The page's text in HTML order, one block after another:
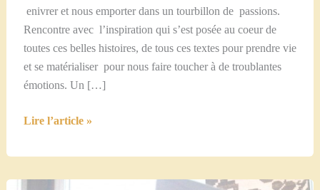
enivrer et nous emporter dans un tourbillon de passions.
Rencontre avec l’inspiration qui s’est posée au coeur de
toutes ces belles histoires, de tous ces textes pour prendre vie
et se matérialiser pour nous faire toucher à de troublantes
émotions. Un […]
Au
du
Lire l’article »